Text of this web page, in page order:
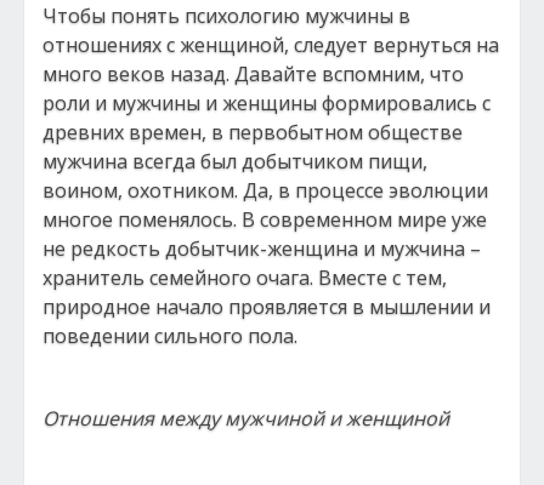
Чтобы понять психологию мужчины в
отношениях с женщиной, следует вернуться на
много веков назад. Давайте вспомним, что
роли и мужчины и женщины формировались с
древних времен, в первобытном обществе
мужчина всегда был добытчиком пищи,
воином, охотником. Да, в процессе эволюции
многое поменялось. В современном мире уже
не редкость добытчик-женщина и мужчина –
хранитель семейного очага. Вместе с тем,
природное начало проявляется в мышлении и
поведении сильного пола.
Отношения между мужчиной и женщиной